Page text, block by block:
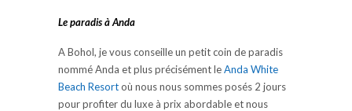
Le paradis à Anda
A Bohol, je vous conseille un petit coin de paradis
nommé Anda et plus précisément leAnda White
Beach Resortoù nous nous sommes posés 2 jours
pour profiter du luxe à prix abordable et nous